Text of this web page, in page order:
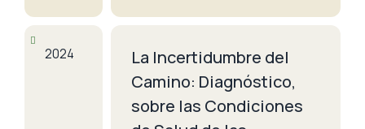
2024
La Incertidumbre del
Camino: Diagnóstico,
sobre las Condiciones